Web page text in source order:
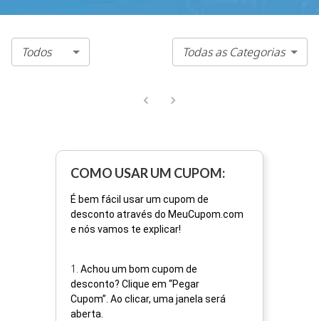
Todos Todas as Categorias
COMO USAR UM CUPOM:
É bem fácil usar um cupom de
desconto através do MeuCupom.com
e nós vamos te explicar!
1 . Achou um bom cupom de
desconto? Clique em “Pegar
Cupom”. Ao clicar, uma janela será
aberta.